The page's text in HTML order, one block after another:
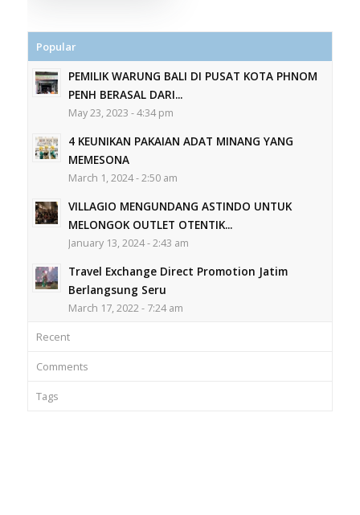
Popular
PEMILIK WARUNG BALI DI PUSAT KOTA PHNOM
PENH BERASAL DARI...
May 23, 2023 - 4:34 pm
4 KEUNIKAN PAKAIAN ADAT MINANG YANG
MEMESONA
March 1, 2024 - 2:50 am
VILLAGIO MENGUNDANG ASTINDO UNTUK
MELONGOK OUTLET OTENTIK...
January 13, 2024 - 2:43 am
Travel Exchange Direct Promotion Jatim
Berlangsung Seru
March 17, 2022 - 7:24 am
Recent
Comments
Tags